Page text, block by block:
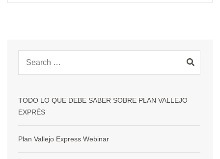
TODO LO QUE DEBE SABER SOBRE PLAN VALLEJO
EXPRÉS
Plan Vallejo Express Webinar